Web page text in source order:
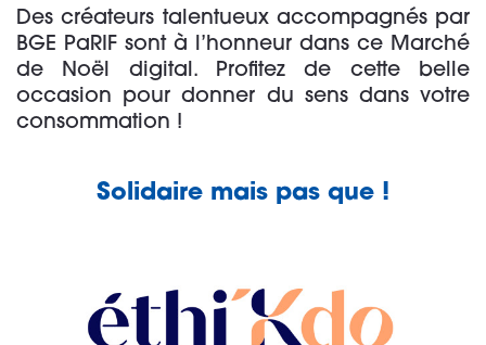
Des créateurs talentueux accompagnés par
BGE PaRIF sont à l’honneur dans ce Marché
de Noël digital. Profitez de cette belle
occasion pour donner du sens dans votre
consommation !
Solidaire mais pas que !